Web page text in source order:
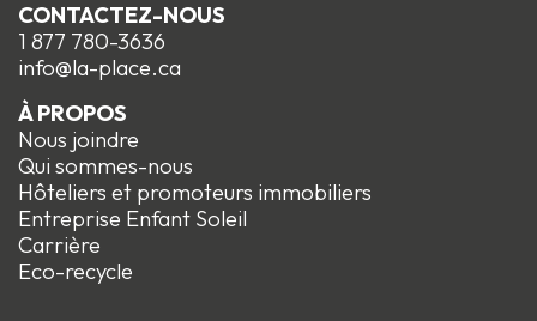
CONTACTEZ-NOUS
1 877 780-3636
info@la-place.ca
À PROPOS
Nous joindre
Qui sommes-nous
Hôteliers et promoteurs immobiliers
Entreprise Enfant Soleil
Carrière
Eco-recycle